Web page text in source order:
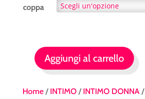
coppa
reggiseno
playtex
Aggiungi al carrello
Home/ INTIMO/ INTIMO DONNA/